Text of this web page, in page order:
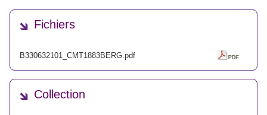
Fichiers
B330632101_CMT1883BERG.pdf
Collection